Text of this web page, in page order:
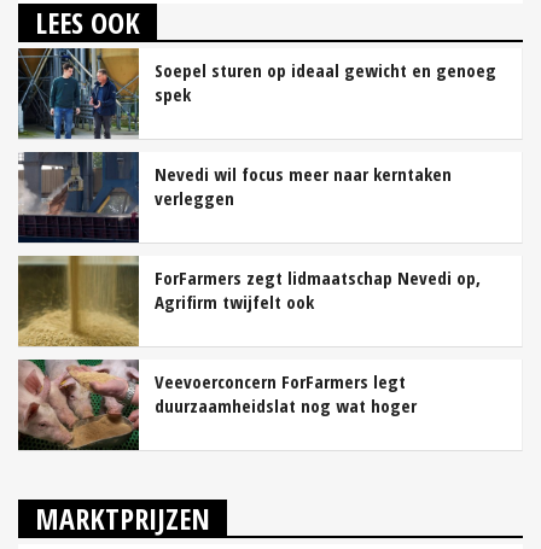
LEES OOK
Soepel sturen op ideaal gewicht en genoeg
spek
Nevedi wil focus meer naar kerntaken
verleggen
ForFarmers zegt lidmaatschap Nevedi op,
Agrifirm twijfelt ook
Veevoerconcern ForFarmers legt
duurzaamheidslat nog wat hoger
MARKTPRIJZEN